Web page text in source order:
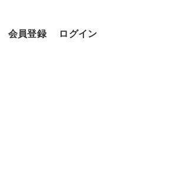
会員登録 ログイン